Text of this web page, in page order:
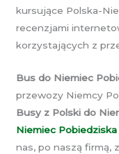
kursujące Polska-
recenzjami
korzystających z
Bus do Niemiec
przewozy Niemcy
Busy z Polski do
Niemiec Pobiedziska
nas, po naszą firmą,